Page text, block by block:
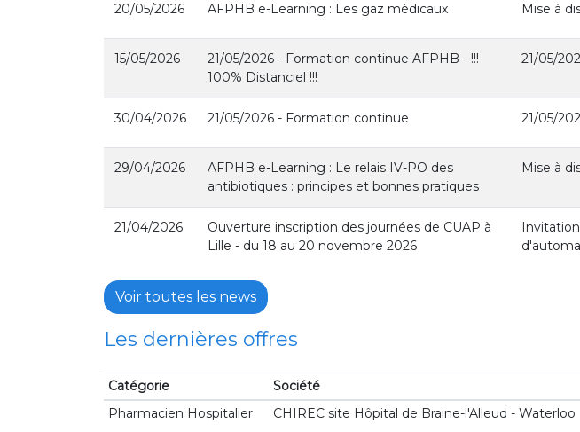
20/05/2026 AFPHB e-Learning : Les gaz médicaux Mise à
15/05/2026
21/05/2026 - Formation continue AFPHB - !!!
100% Distanciel !!!
21/05/
30/04/2026 21/05/2026 - Formation continue 21/05/
29/04/2026
AFPHB e-Learning : Le relais IV-PO des
antibiotiques : principes et bonnes pratiques
Mise à
21/04/2026
Ouverture inscription des journées de CUAP à
Lille - du 18 au 20 novembre 2026
Voir toutes les news
Les dernières offres
Catégorie Société
Pharmacien Hospitalier
CHIREC site Hôpital de Braine-l'Alleud - Waterloo